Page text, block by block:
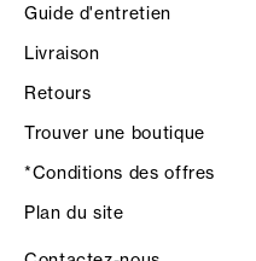
Guide d'entretien
Livraison
Retours
Trouver une boutique
*Conditions des offres
Plan du site